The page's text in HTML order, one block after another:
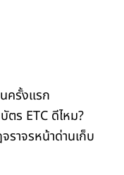
ครั้งแรก
ตร ETC ดีไหม?
ราจรหน้าด่านเก็บ